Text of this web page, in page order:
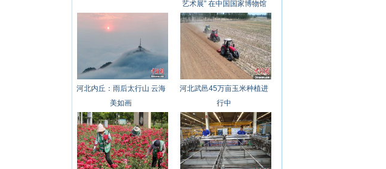
艺术展” 在中国国家博物馆
开幕
河北内丘：雨后太行山 云海
美如画
河北武邑45万亩玉米种植进
行中